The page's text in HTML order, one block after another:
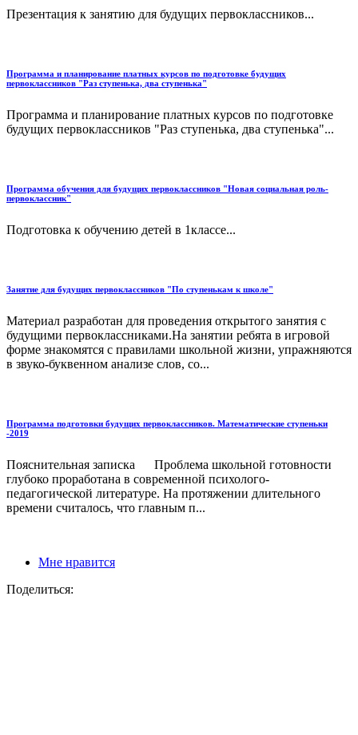
Презентация к занятию для будущих первоклассников...
Программа и планирование платных курсов по подготовке будущих
первоклассников "Раз ступенька, два ступенька"
Программа и планирование платных курсов по подготовке
будущих первоклассников "Раз ступенька, два ступенька"...
Программа обучения для будущих первоклассников "Новая социальная роль-
первоклассник"
Подготовка к обучению детей в 1классе...
Занятие для будущих первоклассников "По ступенькам к школе"
Материал разработан для проведения открытого занятия с
будущими первоклассниками.На занятии ребята в игровой
форме знакомятся с правилами школьной жизни, упражняются
в звуко-буквенном анализе слов, со...
Программа подготовки будущих первоклассников. Математические ступеньки
-2019
Пояснительная записка Проблема школьной готовности
глубоко проработана в современной психолого-
педагогической литературе. На протяжении длительного
времени считалось, что главным п...
Мне нравится
Поделиться: